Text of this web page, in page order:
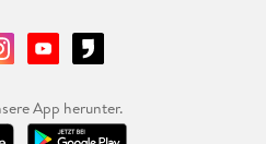
App herunter.